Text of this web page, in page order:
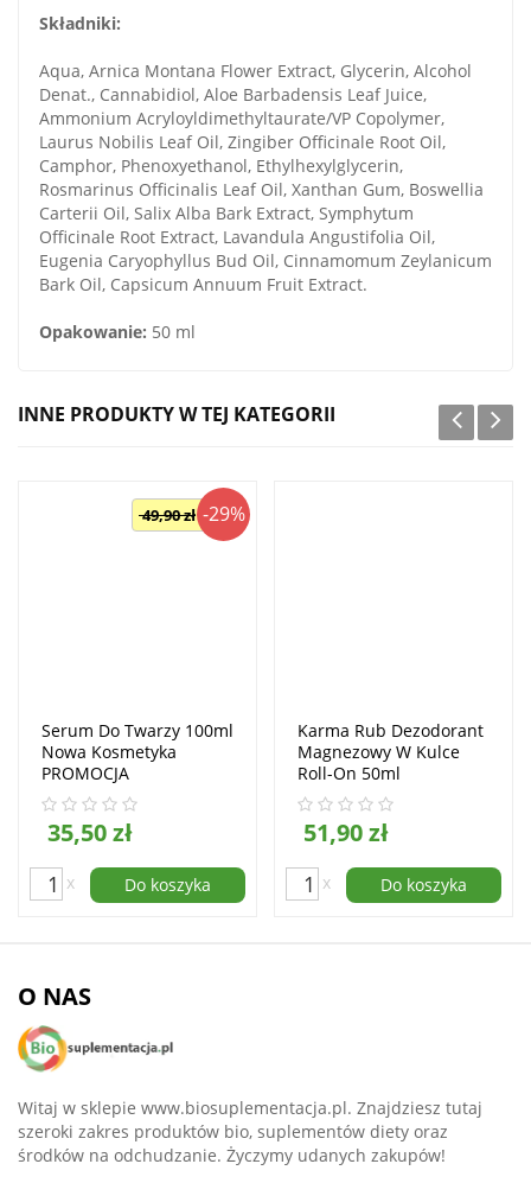
Składniki:
Aqua, Arnica Montana Flower Extract, Glycerin, Alcohol
Denat., Cannabidiol, Aloe Barbadensis Leaf Juice,
Ammonium Acryloyldimethyltaurate/VP Copolymer,
Laurus Nobilis Leaf Oil, Zingiber Officinale Root Oil,
Camphor, Phenoxyethanol, Ethylhexylglycerin,
Rosmarinus Officinalis Leaf Oil, Xanthan Gum, Boswellia
Carterii Oil, Salix Alba Bark Extract, Symphytum
Officinale Root Extract, Lavandula Angustifolia Oil,
Eugenia Caryophyllus Bud Oil, Cinnamomum Zeylanicum
Bark Oil, Capsicum Annuum Fruit Extract.
Opakowanie: 50 ml
INNE PRODUKTY W TEJ KATEGORII
-29%
Serum Do Twarzy 100ml
Nowa Kosmetyka
PROMOCJA
35,50 zł
49,90 zł
x Do koszyka
Karma Rub Dezodorant
Magnezowy W Kulce
Roll-On 50ml
51,90 zł
x Do koszyka
O NAS
Witaj w sklepie www.biosuplementacja.pl. Znajdziesz tutaj
szeroki zakres produktów bio, suplementów diety oraz
środków na odchudzanie. Życzymy udanych zakupów!